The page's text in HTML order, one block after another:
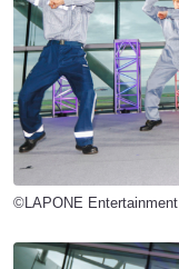
©LAPONE Entertainment